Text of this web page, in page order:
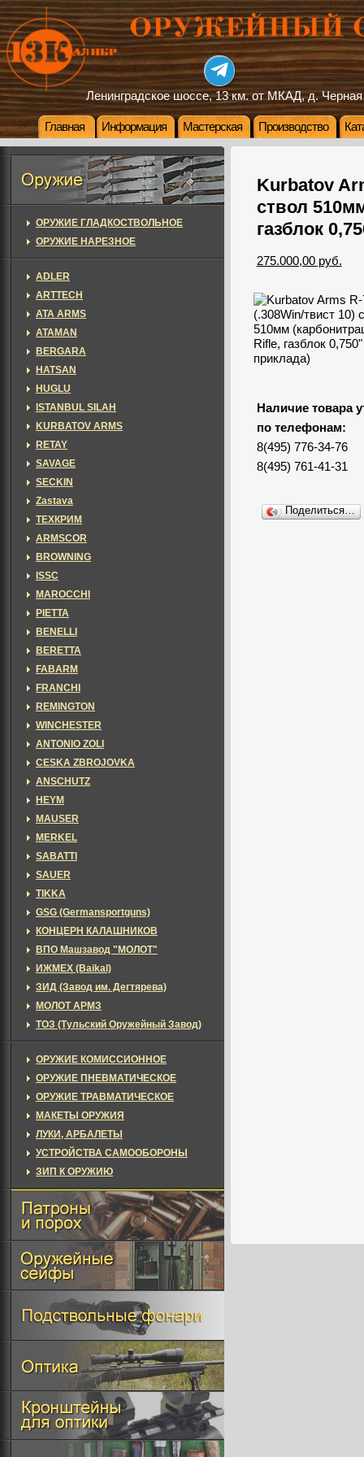
Ленинградское шоссе, 13 км. от МКАД, д. Черная
Главная Информация Мастерская Производство
Kurbatov
ствол
газблок
275.000,00 руб.
Наличие товара
по телефонам:
8(495) 776-34-76
8(495) 761-41-31
Поделиться…
ОРУЖИЕ ГЛАДКОСТВОЛЬНОЕ
ОРУЖИЕ НАРЕЗНОЕ
ADLER
ARTTECH
ATA ARMS
ATAMAN
BERGARA
HATSAN
HUGLU
ISTANBUL SILAH
KURBATOV ARMS
RETAY
SAVAGE
SECKIN
Zastava
ТЕХКРИМ
ARMSCOR
BROWNING
ISSC
MAROCCHI
PIETTA
BENELLI
BERETTA
FABARM
FRANCHI
REMINGTON
WINCHESTER
ANTONIO ZOLI
CESKA ZBROJOVKA
ANSCHUTZ
HEYM
MAUSER
MERKEL
SABATTI
SAUER
TIKKA
GSG (Germansportguns)
КОНЦЕРН КАЛАШНИКОВ
ВПО Машзавод "МОЛОТ"
ИЖМЕХ (Baikal)
ЗИД (Завод им. Дегтярева)
МОЛОТ АРМЗ
ТОЗ (Тульский Оружейный Завод)
ОРУЖИЕ КОМИССИОННОЕ
ОРУЖИЕ ПНЕВМАТИЧЕСКОЕ
ОРУЖИЕ ТРАВМАТИЧЕСКОЕ
МАКЕТЫ ОРУЖИЯ
ЛУКИ, АРБАЛЕТЫ
УСТРОЙСТВА САМООБОРОНЫ
ЗИП К ОРУЖИЮ